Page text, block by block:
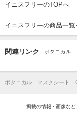
イニスフリーのTOPへ
イニスフリーの商品一覧
関連リンク ボタニカル
ボタニカル マスクシート
掲載の情報・画像など